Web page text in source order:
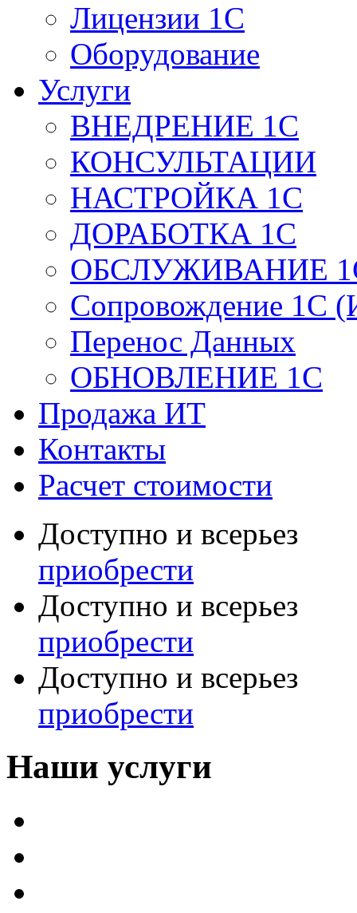
Лицензии 1С
Оборудование
Услуги
ВНЕДРЕНИЕ 1С
КОНСУЛЬТАЦИИ
НАСТРОЙКА 1С
ДОРАБОТКА 1С
ОБСЛУЖИВАНИЕ
Сопровождение 1С
Перенос Данных
ОБНОВЛЕНИЕ 1С
Продажа ИТ
Контакты
Расчет стоимости
Доступно и всерьез
приобрести
Доступно и всерьез
приобрести
Доступно и всерьез
приобрести
Наши услуги